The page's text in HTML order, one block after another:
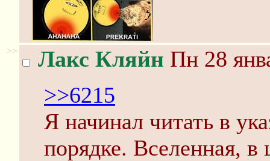
>> Лакс Кляйн Пн 28
>>6215
Я начинал читать в
порядке. Вселенная, в